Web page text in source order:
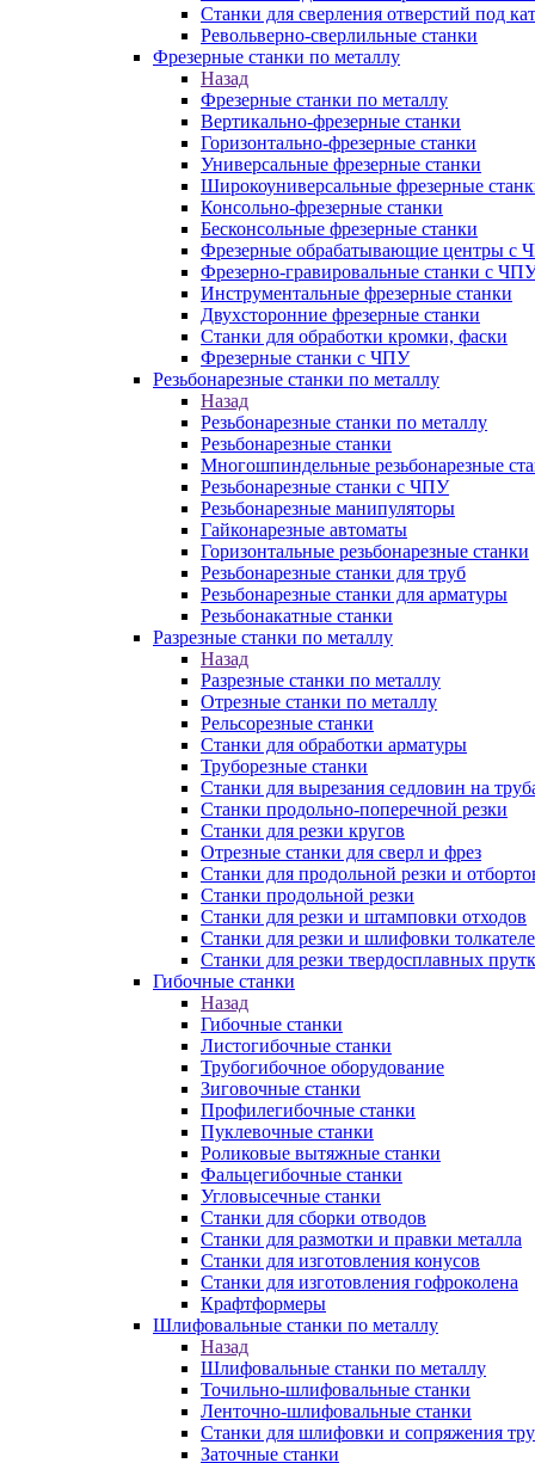
Станки для сверления отверстий под
Револьверно-сверлильные станки
Фрезерные станки по металлу
Назад
Фрезерные станки по металлу
Вертикально-фрезерные станки
Горизонтально-фрезерные станки
Универсальные фрезерные станки
Широкоуниверсальные фрезерные
Консольно-фрезерные станки
Бесконсольные фрезерные станки
Фрезерные обрабатывающие центры с
Фрезерно-гравировальные станки с
Инструментальные фрезерные станки
Двухсторонние фрезерные станки
Станки для обработки кромки, фаски
Фрезерные станки с ЧПУ
Резьбонарезные станки по металлу
Назад
Резьбонарезные станки по металлу
Резьбонарезные станки
Многошпиндельные резьбонарезные
Резьбонарезные станки с ЧПУ
Резьбонарезные манипуляторы
Гайконарезные автоматы
Горизонтальные резьбонарезные станки
Резьбонарезные станки для труб
Резьбонарезные станки для арматуры
Резьбонакатные станки
Разрезные станки по металлу
Назад
Разрезные станки по металлу
Отрезные станки по металлу
Рельсорезные станки
Станки для обработки арматуры
Труборезные станки
Станки для вырезания седловин на
Станки продольно-поперечной резки
Станки для резки кругов
Отрезные станки для сверл и фрез
Станки для продольной резки и
Станки продольной резки
Станки для резки и штамповки отходов
Станки для резки и шлифовки
Станки для резки твердосплавных
Гибочные станки
Назад
Гибочные станки
Листогибочные станки
Трубогибочное оборудование
Зиговочные станки
Профилегибочные станки
Пуклевочные станки
Роликовые вытяжные станки
Фальцегибочные станки
Угловысечные станки
Станки для сборки отводов
Станки для размотки и правки металла
Станки для изготовления конусов
Станки для изготовления гофроколена
Крафтформеры
Шлифовальные станки по металлу
Назад
Шлифовальные станки по металлу
Точильно-шлифовальные станки
Ленточно-шлифовальные станки
Станки для шлифовки и сопряжения
Заточные станки